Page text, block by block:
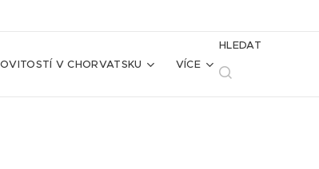
V CHORVATSKU VÍCE
HLEDAT